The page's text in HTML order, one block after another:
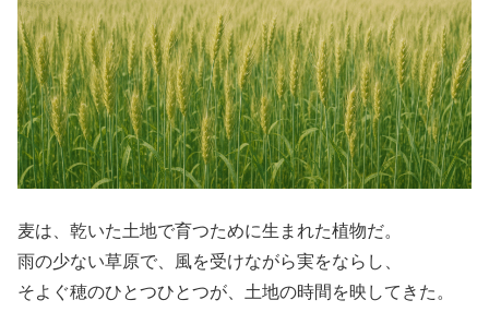
麦は、乾いた土地で育つために生まれた植物だ。
雨の少ない草原で、風を受けながら実をならし、
そよぐ穂のひとつひとつが、土地の時間を映してきた。